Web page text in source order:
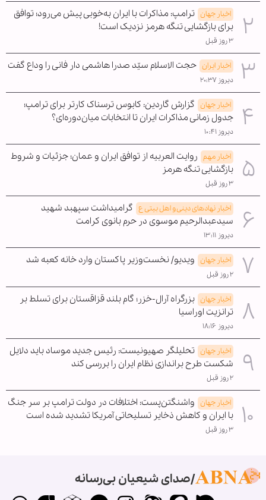
اخبار جهان ترامپ: مذاکرات با ایران به‌خوبی پیش می‌رود؛ توافق
برای بازگشایی تنگه هرمز نزدیک است!
۳ روز قبل
اخبار ایران حجت الاسلام سیّد صدرا هاشمی دار فانی را وداع گفت
دیروز ۲۰:۳۷
اخبار جهان گزارش گاردین: کابوس ترسناک کارتر برای ترامپ؛
جدول زمانی مذاکرات ایران تا انتخابات میان‌دوره‌ای؟
دیروز ۱۰:۴۱
اخبار مهم روایت العربیه از توافق ایران و عمان؛ جزئیات و شروط
بازگشایی تنگه هرمز
۳ روز قبل
اخبار نهادهای دینی و اهل بیتی ع گرامیداشت سپهبد شهید
سیدعبدالرحیم موسوی در حرم بانوی کرامت
دیروز ۱۳:۱۱
اخبار جهان ویدیو/ نخست‌وزیر پاکستان وارد خانه کعبه شد
۲ روز قبل
اخبار جهان بزرگراه آرال-خزر؛ گام بلند قزاقستان برای تسلط بر
ترانزیت اوراسیا
دیروز ۱۸:۱۶
اخبار جهان تحلیلگر صهیونیست: رئیس جدید موساد باید دلایل
شکست طرح براندازی نظام ایران را بررسی کند
۲ روز قبل
اخبار جهان واشنگتن‌پست: اختلافات در دولت ترامپ بر سر جنگ
با ایران و کاهش ذخایر تسلیحاتی آمریکا تشدید شده است
۳ روز قبل
صدای شیعیان بی‌رسانه